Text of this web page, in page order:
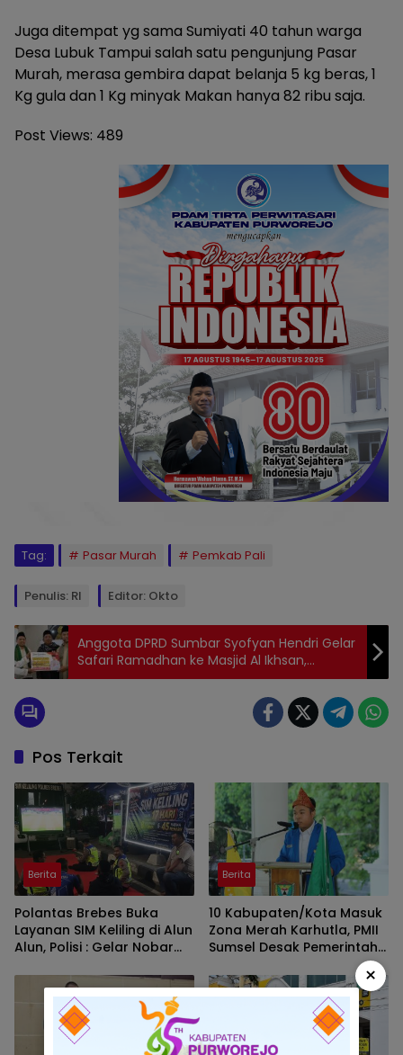
Juga ditempat yg sama Sumiyati 40 tahun warga
Desa Lubuk Tampui salah satu pengunjung Pasar
Murah, merasa gembira dapat belanja 5 kg beras, 1
Kg gula dan 1 Kg minyak Makan hanya 82 ribu saja.
Post Views: 489
Tag: Pasar Murah Pemkab Pali
Penulis: Rl Editor: Okto
Anggota DPRD Sumbar Syofyan Hendri Gelar
Safari Ramadhan ke Masjid Al Ikhsan,
Serahkan Bantuan Dana
Pos Terkait
Berita
Polantas Brebes Buka
Layanan SIM Keliling di Alun
Alun, Polisi : Gelar Nobar
AFF
Berita
10 Kabupaten/Kota Masuk
Zona Merah Karhutla, PMII
Sumsel Desak Pemerintah
×